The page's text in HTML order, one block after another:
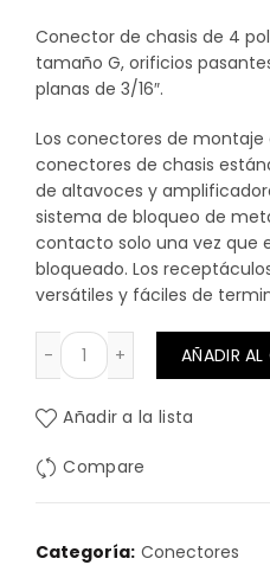
Conector de chasis de 4
tamaño G, orificios
planas de 3/16″.
Los conectores de montaje
conectores de chasis
de altavoces y
sistema de bloqueo de
contacto solo una vez que
bloqueado. Los
versátiles y fáciles de
CONECTOR SPEAKON
AÑADIR
Añadir a la lista
Compare
Categoría: Conectores